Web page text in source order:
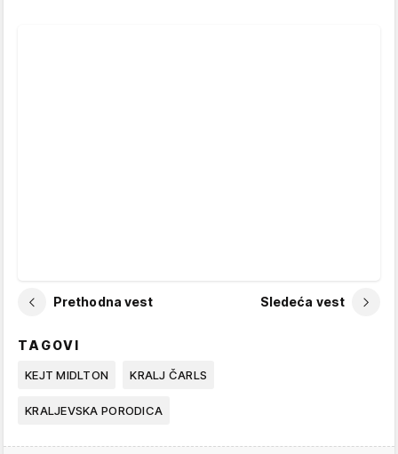
Prethodna vest Sledeća vest
TAGOVI
KEJT MIDLTON KRALJ ČARLS
KRALJEVSKA PORODICA